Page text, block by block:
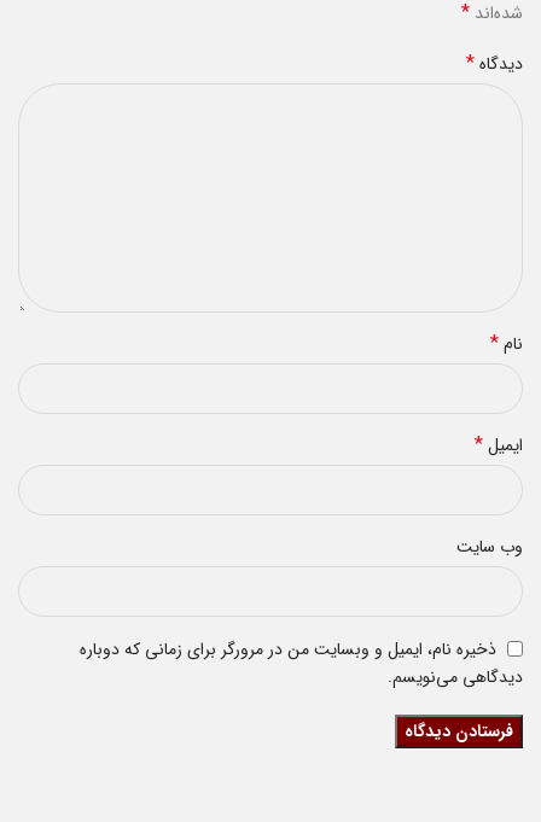
شده‌اند *
دیدگاه*
نام*
ایمیل*
وب‌ سایت
ذخیره نام، ایمیل و وبسایت من در مرورگر برای زمانی که دوباره
دیدگاهی می‌نویسم.